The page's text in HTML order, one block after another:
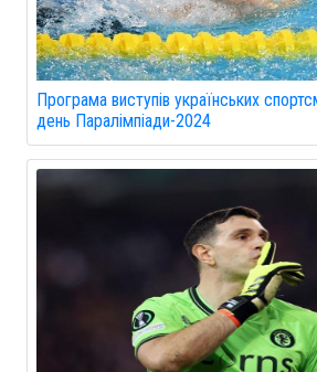
Програма виступів українських
день Паралімпіади-2024